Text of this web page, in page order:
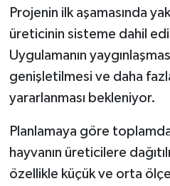
Projenin ilk aşamasında
üreticinin sisteme dahil
Uygulamanın
genişletilmesi ve daha
yararlanması bekleniyor.
Planlamaya göre
hayvanın üreticilere
özellikle küçük ve orta